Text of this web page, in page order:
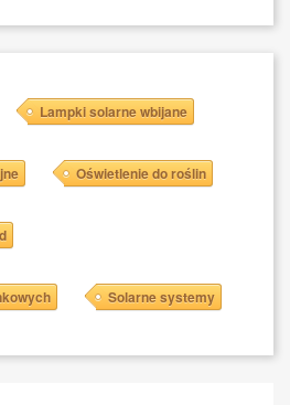
Lampki solarne wbijane
Oświetlenie do roślin
Solarne systemy